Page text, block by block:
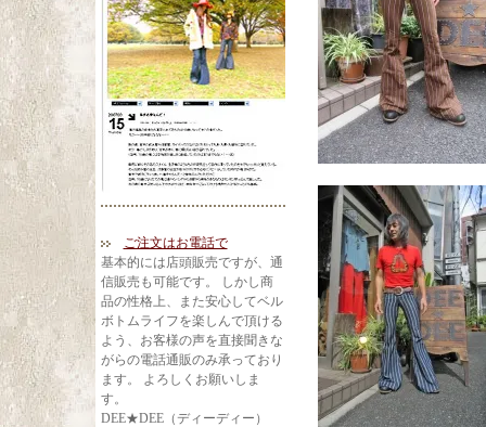
ご注文はお電話で
基本的には店頭販売ですが、通
信販売も可能です。 しかし商
品の性格上、また安心してベル
ボトムライフを楽しんで頂ける
よう、お客様の声を直接聞きな
がらの電話通販のみ承っており
ます。 よろしくお願いしま
す。
DEE★DEE（ディーディー）